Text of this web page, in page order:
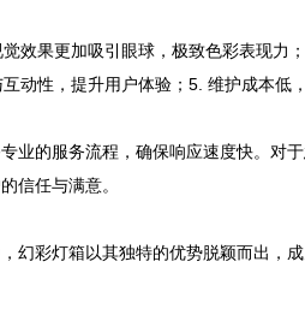
效果更加吸引眼球，极致色彩表现力
动性，提升用户体验；5. 维护成本低
业的服务流程，确保响应速度快。对
信任与满意。
幻彩灯箱以其独特的优势脱颖而出，